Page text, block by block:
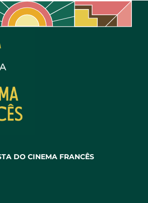
DO CINEMA FRANCÊS